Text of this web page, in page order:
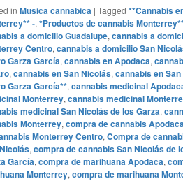
in Musica cannabica | Tagged **Cannabis
-, *Productos de cannabis
a domicilio Guadalupe, cannabis a
Centro, cannabis a domicilio San
Garza García, cannabis en Apodaca,
, cannabis en San Nicolás, cannabis en
Garza García**, cannabis medicinal
Monterrey, cannabis medicinal
medicinal San Nicolás de los Garza,
Monterrey, compra de cannabis
Monterrey Centro, Compra de
, compra de cannabis San Nicolás de
García, compra de marihuana Apodaca,
Monterrey, compra de marihuana